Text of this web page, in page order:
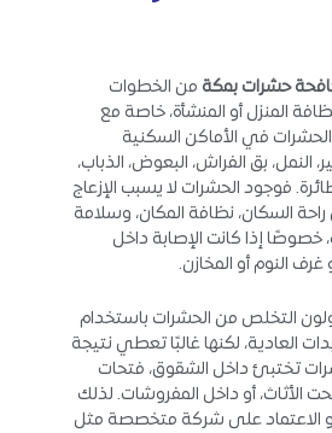
حشرات بمكة من الخطوات
المنزل أو المنشأة، خاصة مع
الحشرات في الأماكن السكنية
النمل، بق الفراش، البعوض، الذباب،
فوجود الحشرات لا يسبب الإزعاج
السكان، نظافة المكان، وسلامة
خصوصًا إذا كانت الإصابة داخل
غرف النوم أو المخازن.
التخلص من الحشرات باستخدام
العادية، لكنها غالبًا تعطي نتيجة
تختبئ داخل الشقوق، فتحات
الأثاث، أو داخل المفروشات. لذلك
الاعتماد على شركة متخصصة مثل